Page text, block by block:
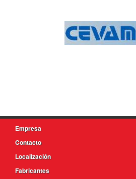
Empresa
Contacto
Localización
Fabricantes